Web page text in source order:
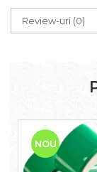
Review-uri (0)
NOU